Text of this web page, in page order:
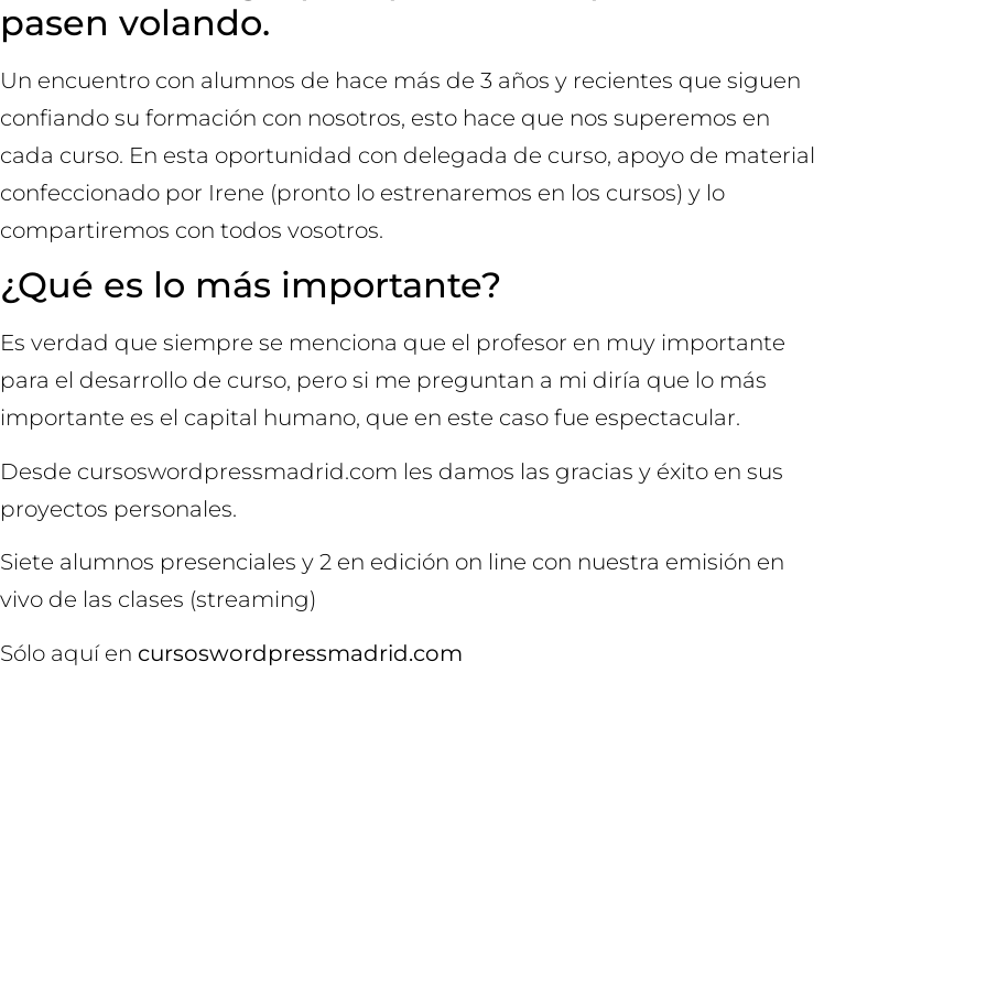
pasen volando.
Un encuentro con alumnos de hace más de 3 años y recientes que siguen
confiando su formación con nosotros, esto hace que nos superemos en
cada curso. En esta oportunidad con delegada de curso, apoyo de material
confeccionado por Irene (pronto lo estrenaremos en los cursos) y lo
compartiremos con todos vosotros.
¿Qué es lo más importante?
Es verdad que siempre se menciona que el profesor en muy importante
para el desarrollo de curso, pero si me preguntan a mi diría que lo más
importante es el capital humano, que en este caso fue espectacular.
Desde cursoswordpressmadrid.com les damos las gracias y éxito en sus
proyectos personales.
Siete alumnos presenciales y 2 en edición on line con nuestra emisión en
vivo de las clases (streaming)
Sólo aquí en cursoswordpressmadrid.com